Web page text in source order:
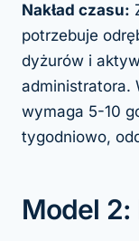
Nakład czasu:
potrzebuje
dyżurów i
administratora.
wymaga 5-10
tygodniowo,
Model